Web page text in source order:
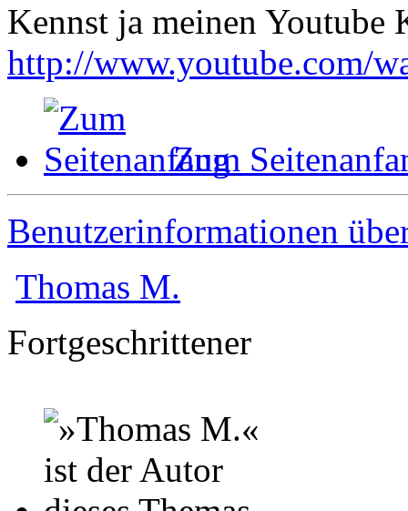
Kennst ja meinen
http://www.youtube.com/
Zum
Benutzerinformationen
Thomas M.
Fortgeschrittener